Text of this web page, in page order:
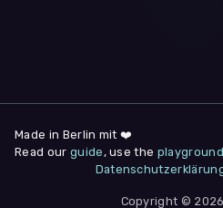
deine Zustimmung jederzeit unter
am Seitenende widerrufen.
Nur notwendige
Made in Berlin mit ❤️
Read our guide , use the playground
Copyright ©